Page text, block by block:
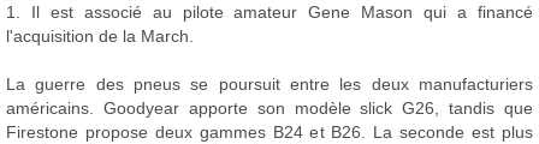
1. Il est associé au pilote amateur Gene Mason qui a financé
l'acquisition de la March.
La guerre des pneus se poursuit entre les deux manufacturiers
américains. Goodyear apporte son modèle slick G26, tandis que
Firestone propose deux gammes B24 et B26. La seconde est plus